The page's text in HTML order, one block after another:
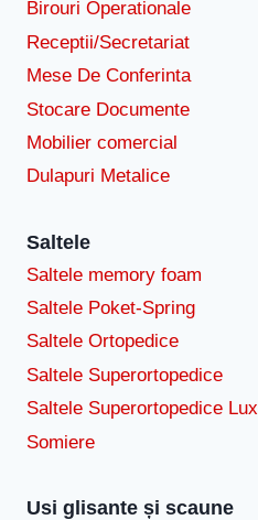
Birouri Operationale
Receptii/Secretariat
Mese De Conferinta
Stocare Documente
Mobilier comercial
Dulapuri Metalice
Saltele
Saltele memory foam
Saltele Poket-Spring
Saltele Ortopedice
Saltele Superortopedice
Saltele Superortopedice Lux
Somiere
Usi glisante și scaune